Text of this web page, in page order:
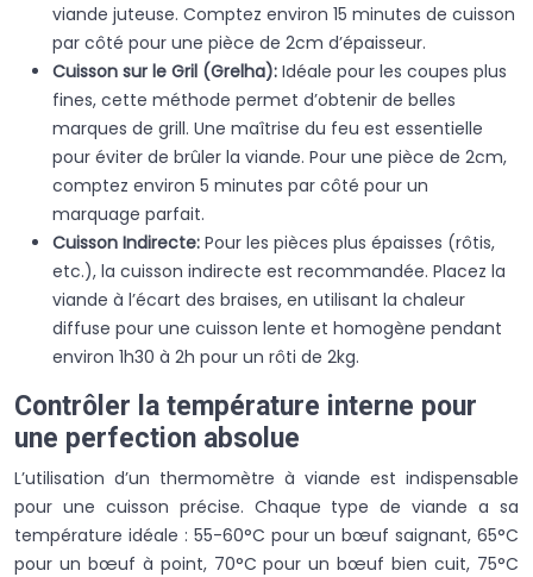
viande juteuse. Comptez environ 15 minutes de cuisson
par côté pour une pièce de 2cm d’épaisseur.
Cuisson sur le Gril (Grelha): Idéale pour les coupes plus
fines, cette méthode permet d’obtenir de belles
marques de grill. Une maîtrise du feu est essentielle
pour éviter de brûler la viande. Pour une pièce de 2cm,
comptez environ 5 minutes par côté pour un
marquage parfait.
Cuisson Indirecte: Pour les pièces plus épaisses (rôtis,
etc.), la cuisson indirecte est recommandée. Placez la
viande à l’écart des braises, en utilisant la chaleur
diffuse pour une cuisson lente et homogène pendant
environ 1h30 à 2h pour un rôti de 2kg.
Contrôler la température interne pour
une perfection absolue
L’utilisation d’un thermomètre à viande est indispensable
pour une cuisson précise. Chaque type de viande a sa
température idéale : 55-60°C pour un bœuf saignant, 65°C
pour un bœuf à point, 70°C pour un bœuf bien cuit, 75°C